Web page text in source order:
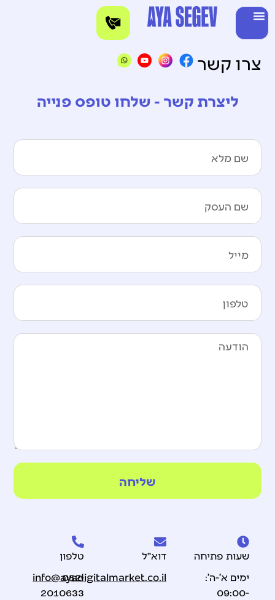
צרו קשר
ליצרת קשר - שלחו טופס פנייה
שליחה
שעות פתיחה
ימים א'-ה':
09:00-
דוא״ל
info@ayadigitalmarket.co.il
טלפון
052-
2010633